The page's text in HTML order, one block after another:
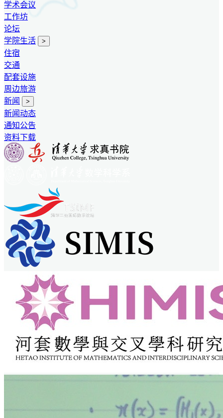
学术会议
工作坊
论坛
学院生活
>
住宿
交通
配套设施
周边旅游
新闻
>
新闻动态
通知公告
资料下载